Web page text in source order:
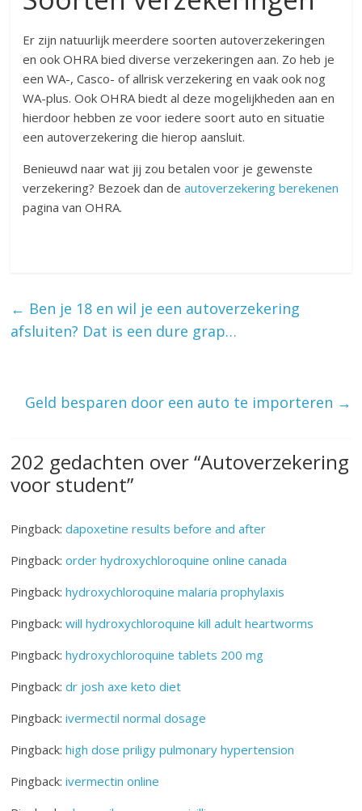
Er zijn natuurlijk meerdere soorten autoverzekeringen
en ook OHRA bied diverse verzekeringen aan. Zo heb je
een WA-, Casco- of allrisk verzekering en vaak ook nog
WA-plus. Ook OHRA biedt al deze mogelijkheden aan en
hierdoor hebben ze voor iedere soort auto en situatie
een autoverzekering die hierop aansluit.
Benieuwd naar wat jij zou betalen voor je gewenste
verzekering? Bezoek dan deautoverzekering berekenen
pagina van OHRA.
← Ben je 18 en wil je een autoverzekering
afsluiten? Dat is een dure grap…
Geld besparen door een auto te importeren →
202 gedachten over “Autoverzekering
voor student”
Pingback:dapoxetine results before and after
Pingback:order hydroxychloroquine online canada
Pingback:hydroxychloroquine malaria prophylaxis
Pingback:will hydroxychloroquine kill adult heartworms
Pingback:hydroxychloroquine tablets 200 mg
Pingback:dr josh axe keto diet
Pingback:ivermectil normal dosage
Pingback:high dose priligy pulmonary hypertension
Pingback:ivermectin online